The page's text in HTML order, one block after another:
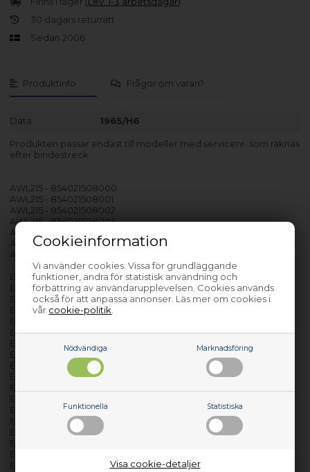
Cookieinformation
Vi använder cookies. Vissa för grundläggande
funktioner, andra för statistisk användning och
förbättring av användarupplevelsen. Cookies används
också för att anpassa annonser. Läs mer om cookies i
vår cookie-politik
Nödvändiga Marknadsföring
Funktionella Statistiska
Visa cookie-detaljer
Produktinfo Frågor om varan?
Data 1965/H6
Produkten passar endast till modeller med servicenr. som räknas
efter bindestreck.
AWL215 - 854021508000
AWL215 - 854021508001
AWL215 - 854021508002
AWL215 - 854021508003
AWL215 - 854021508004
AWL215 - 854021529000
AWL215 - 854021529001
EC3293 - 854022229050
EC3293 - 854022229053
EC3293 - 854022229054
EC3294 - 854022229060
EC3294 - 854022229061
EC3294 - 854032929040
EC3295 - 854032929050
EC3295 - 854032929051
EC3296 - 854032929060
EC3296 - 854032929061
EC3296 - 854032929062
EC3297 - 854032929070
EC3297 - 854032929071
EC3298 - 854033929070
EC3298 - 854033929071
EC3298 - 854033929072
EC3398 - 854033929081
EC3398 - 854033929080
30 dagars returrätt
Sedan 2006